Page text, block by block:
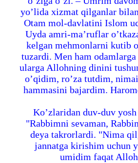
yo’lida xizmat qilganlar
Otam mol-davlatini Islom
Uyda amri-ma’ruflar
kelgan mehmonlarni kutib
tuzardi. Men ham
ularga Allohning dinini
o’qidim, ro’za tutdim,
hammasini bajardim.
Ko’zlaridan duv-duv
"Rabbimni sevaman,
deya takrorlardi. "Nima
jannatga kirishim uchun
umidim faqat